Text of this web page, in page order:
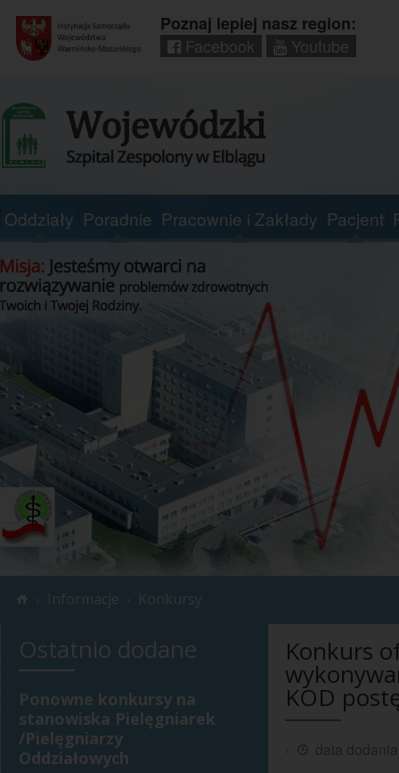
portal
informacyjny
Wrota
Warmii
i
Mazur
Poznaj lepiej nasz region:
Facebook
Youtube
Oddziały Poradnie Pracownie i Zakłady Pacjent
› Informacje › Konkursy
Ostatnio dodane
Ponowne konkursy na
stanowiska Pielęgniarek
/Pielęgniarzy
Oddziałowych
Konkurs
KOD